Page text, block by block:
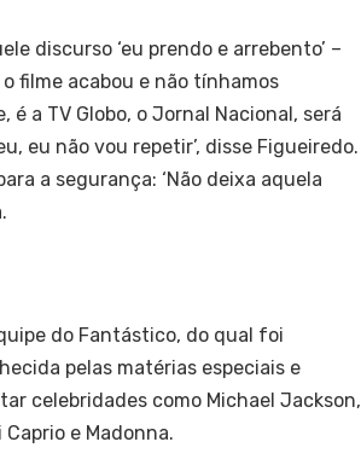
discurso ‘eu prendo e arrebento’ –
filme acabou e não tínhamos
é a TV Globo, o Jornal Nacional, será
eu não vou repetir’, disse Figueiredo.
a segurança: ‘Não deixa aquela
do Fantástico, do qual foi
pelas matérias especiais e
celebridades como Michael Jackson,
e Madonna.